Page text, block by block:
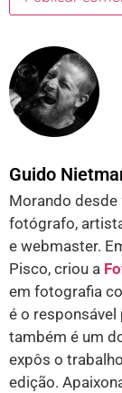
Guido
Morando desde
fotógrafo,
e webmaster.
Pisco, criou a
em fotografia
é o responsável
também é um
expôs o
edição.